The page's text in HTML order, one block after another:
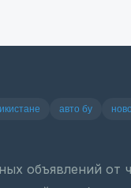
авто бу
объявлений